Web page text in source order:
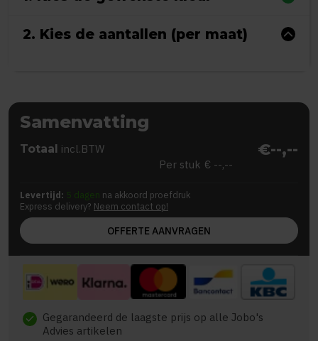
2. Kies de aantallen (per maat)
Samenvatting
Totaal incl.BTW €--,--
Per stuk € --,--
Levertijd: 5 dagen na akkoord proefdruk
Express delivery? Neem contact op!
OFFERTE AANVRAGEN
check Gegarandeerd de laagste prijs op alle Jobo's
Advies artikelen